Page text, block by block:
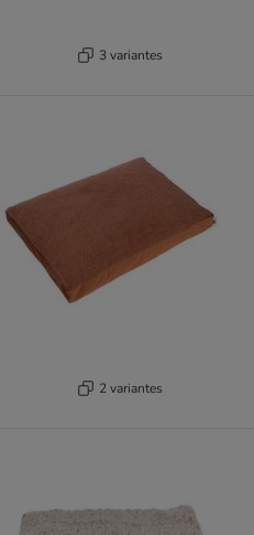
3 variantes
2 variantes